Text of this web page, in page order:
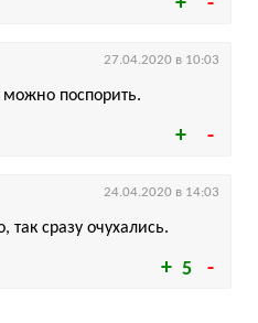
поспорить.
27.04.2020 в 10:03
5
так сразу очухались.
24.04.2020 в 14:03